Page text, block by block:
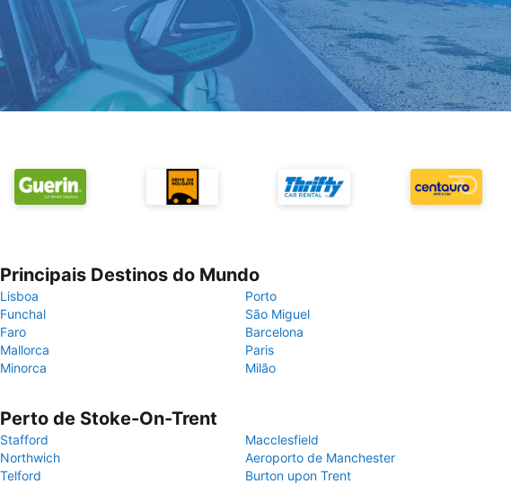
Principais Destinos do Mundo
Lisboa
Porto
Funchal
São Miguel
Faro
Barcelona
Mallorca
Paris
Minorca
Milão
Perto de Stoke-On-Trent
Stafford
Macclesfield
Northwich
Aeroporto de Manchester
Telford
Burton upon Trent